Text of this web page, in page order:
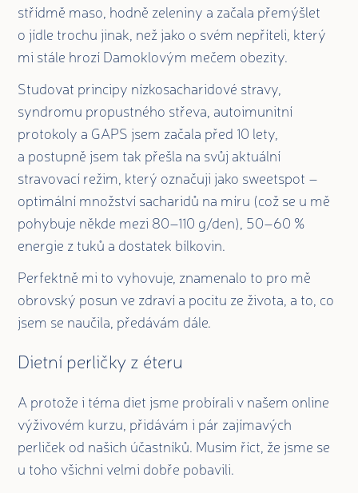
střídmě maso, hodně zeleniny a začala přemýšlet
o jídle trochu jinak, než jako o svém nepříteli, který
mi stále hrozí Damoklovým mečem obezity.
Studovat principy nízkosacharidové stravy,
syndromu propustného střeva, autoimunitní
protokoly a GAPS jsem začala před 10 lety,
a postupně jsem tak přešla na svůj aktuální
stravovací režim, který označuji jako sweetspot –
optimální množství sacharidů na míru (což se u mě
pohybuje někde mezi 80–110 g/den), 50–60 %
energie z tuků a dostatek bílkovin.
Perfektně mi to vyhovuje, znamenalo to pro mě
obrovský posun ve zdraví a pocitu ze života, a to, co
jsem se naučila, předávám dále.
Dietní perličky z éteru
A protože i téma diet jsme probírali v našem online
výživovém kurzu, přidávám i pár zajímavých
perliček od našich účastníků. Musím říct, že jsme se
u toho všichni velmi dobře pobavili.